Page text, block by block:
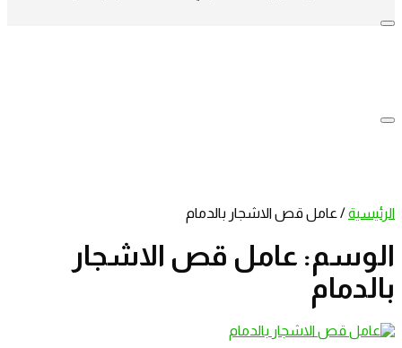
الرئيسية/ عامل قص الاشجار بالدمام
الوسم: عامل قص الاشجار
بالدمام